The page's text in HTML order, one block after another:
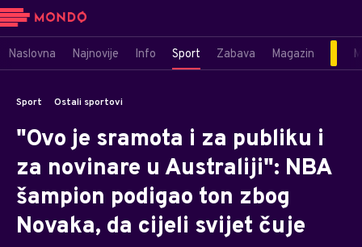
Naslovna Najnovije Info Sport Zabava Magazin
Sport Ostali sportovi
"Ovo je sramota i za publiku i
za novinare u Australiji": NBA
šampion podigao ton zbog
Novaka, da cijeli svijet čuje